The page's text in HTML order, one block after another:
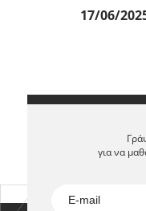
17/06/
για να